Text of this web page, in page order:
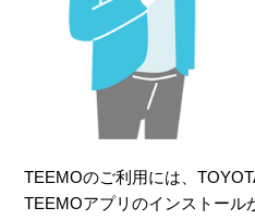
TEEMOのご利用には、
TEEMOアプリのインストール